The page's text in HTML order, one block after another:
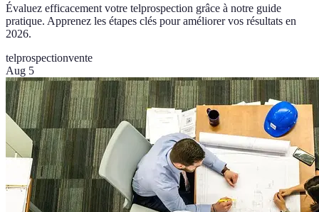
Évaluez efficacement votre telprospection grâce à notre guide
pratique. Apprenez les étapes clés pour améliorer vos résultats en
2026.
telprospectionvente
Aug 5